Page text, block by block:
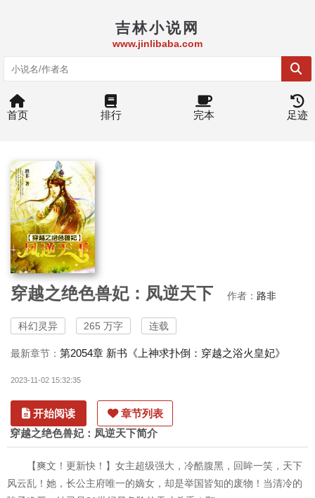
吉林小说网
www.jinlibaba.com
首页 排行 完本 足迹
穿越之绝色兽妃：凤逆天下 作者： 路非
科幻灵异 265 万字 连载
最新章节： 第2054章 新书《上神求扑倒：穿越之浴火皇妃》
2023-11-02 15:32:35
开始阅读 章节列表
穿越之绝色兽妃：凤逆天下简介
【爽文！更新快！】女主超级强大，冷酷腹黑，回眸一笑，天下
风云乱！她，长公主府唯一的嫡女，却是举国皆知的废物！当清冷的